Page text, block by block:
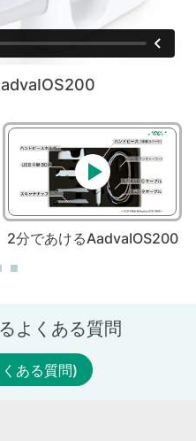
2分であけるAadvaIOS200
よくある質問
ある質問)